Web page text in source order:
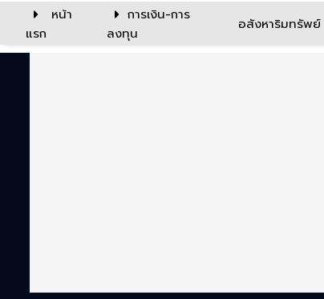
หน้า
แรก
การเงิน-การ
ลงทุน
อสังหาริมทรัพย์